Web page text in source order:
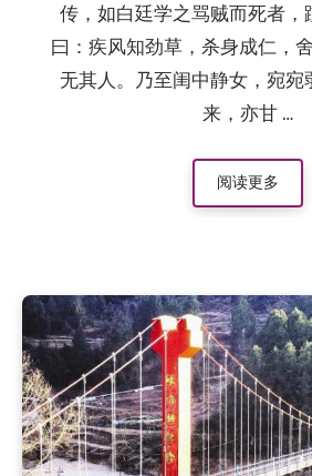
传，如白廷学之骂贼而死者，
曰：疾风知劲草，杀身成仁，
无其人。乃至闺中静女，宛宛
来，亦甘 …
阅读更多